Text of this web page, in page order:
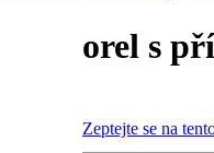
orel s
Zeptejte se na